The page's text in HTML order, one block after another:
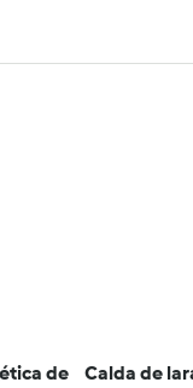
de
Calda de